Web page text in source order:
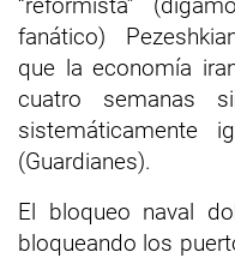
fanático)
que la economía
cuatro semanas
sistemáticamente
(Guardianes).
El bloqueo naval
bloqueando los